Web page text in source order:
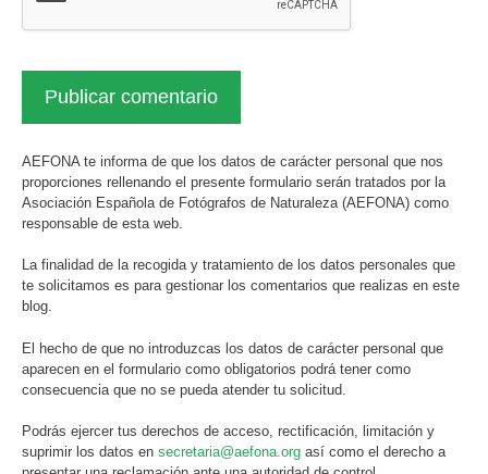
AEFONA te informa de que los datos de carácter personal que nos
proporciones rellenando el presente formulario serán tratados por la
Asociación Española de Fotógrafos de Naturaleza (AEFONA) como
responsable de esta web.
La finalidad de la recogida y tratamiento de los datos personales que
te solicitamos es para gestionar los comentarios que realizas en este
blog.
El hecho de que no introduzcas los datos de carácter personal que
aparecen en el formulario como obligatorios podrá tener como
consecuencia que no se pueda atender tu solicitud.
Podrás ejercer tus derechos de acceso, rectificación, limitación y
suprimir los datos en secretaria@aefona.org así como el derecho a